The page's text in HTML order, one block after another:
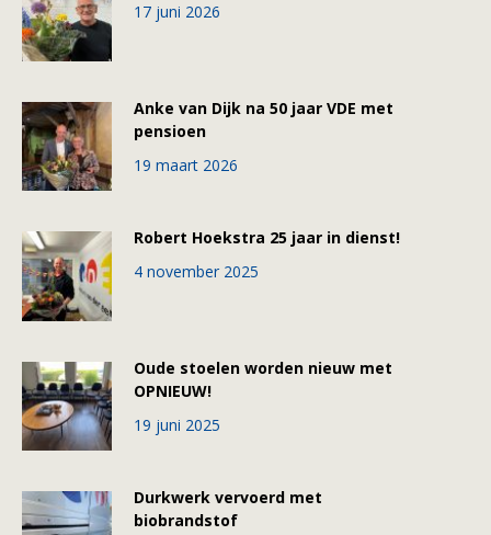
17 juni 2026
Anke van Dijk na 50 jaar VDE met
pensioen
19 maart 2026
Robert Hoekstra 25 jaar in dienst!
4 november 2025
Oude stoelen worden nieuw met
OPNIEUW!
19 juni 2025
Durkwerk vervoerd met
biobrandstof